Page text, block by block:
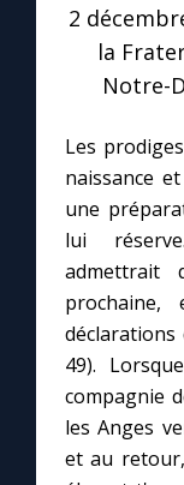
La chaîne
La newsletter
La vidéo de la
Le compte
Le magazine
Le site internet
Questions-
2
la
Notre-
Les
naissance
une
lui
admettrait
déclarations
49).
compagnie
les Anges
et au